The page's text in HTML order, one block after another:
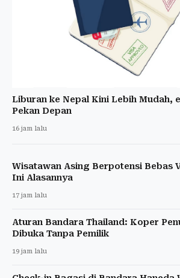
Liburan ke Nepal Kini Lebih Mudah,
Pekan Depan
16 jam lalu
Wisatawan Asing Berpotensi Bebas
Ini Alasannya
17 jam lalu
Aturan Bandara Thailand: Koper
Dibuka Tanpa Pemilik
19 jam lalu